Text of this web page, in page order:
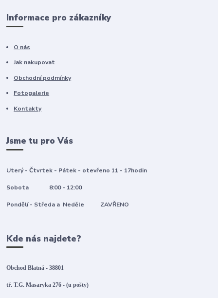
Informace pro zákazníky
O nás
Jak nakupovat
Obchodní podmínky
Fotogalerie
Kontakty
Jsme tu pro Vás
Uterý - Čtvrtek - Pátek - otevřeno 11 - 17hodin
Sobota 8:00 - 12:00
Pondělí - Středa a Neděle ZAVŘENO
Kde nás najdete?
Obchod Blatná - 38801
tř. T.G. Masaryka 276 - (u pošty)